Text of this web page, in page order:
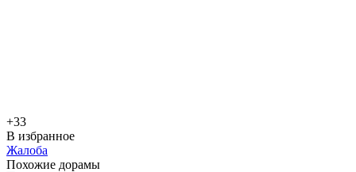
+33
В избранное
Жалоба
Похожие дорамы